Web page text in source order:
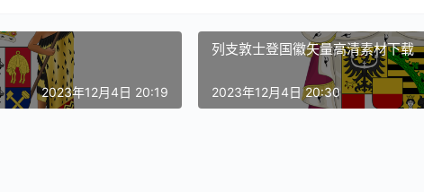
2023年12月4日 20:19
列支敦士登国徽矢量高清素材下载
2023年12月4日 20:30